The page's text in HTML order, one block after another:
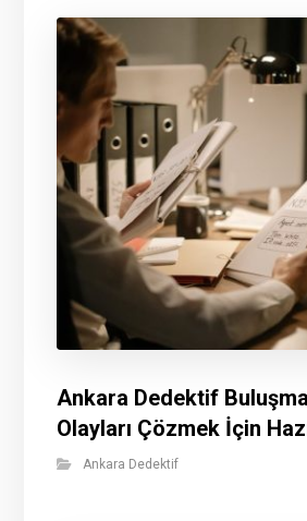
Ankara Dedektif
Olayları Çözmek İçin
Ankara Dedektif